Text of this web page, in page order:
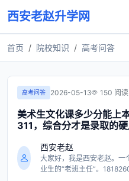
西安老赵升学网
首页 院校知识 高考问答
高考问答 2026-05-13 150 阅读
美术生文化课多少分能上
311，综合分才是录取的
西安老赵
大家好，我是西安老赵。
业生的“老班主任”。